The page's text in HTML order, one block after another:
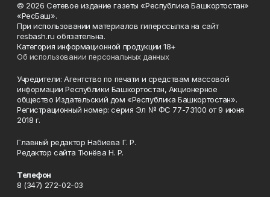
© 2026 Сетевое издание газеты «Республика Башкортостан»
«РесБаш».
При использовании материалов гиперссылка на сайт
resbash.ru обязательна.
Категория информационной продукции 18+
Об использовании персональных данных
Учредители: Агентство по печати и средствам массовой
информации Республики Башкортостан, Акционерное
общество Издательский дом «Республика Башкортостан».
Регистрационный номер: серия Эл № ФС 77-73100 от 9 июня
2018 г.
Главный редактор Набиева Г. Р.
Редактор сайта Тюнёва Н. Р.
Телефон
8 (347) 272-02-03